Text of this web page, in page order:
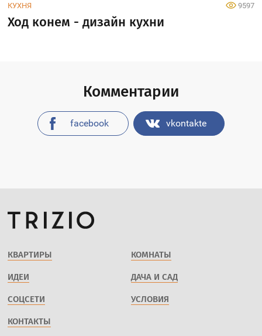
КУХНЯ 9597
Ход конем - дизайн кухни
Комментарии
facebook vkontakte
КВАРТИРЫ КОМНАТЫ
ИДЕИ ДАЧА И САД
СОЦСЕТИ УСЛОВИЯ
КОНТАКТЫ